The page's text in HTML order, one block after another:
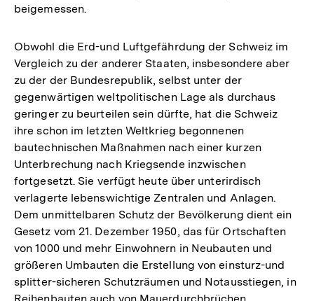
beigemessen.
Obwohl die Erd-und Luftgefährdung der Schweiz im
Vergleich zu der anderer Staaten, insbesondere aber
zu der der Bundesrepublik, selbst unter der
gegenwärtigen weltpolitischen Lage als durchaus
geringer zu beurteilen sein dürfte, hat die Schweiz
ihre schon im letzten Weltkrieg begonnenen
bautechnischen Maßnahmen nach einer kurzen
Unterbrechung nach Kriegsende inzwischen
fortgesetzt. Sie verfügt heute über unterirdisch
verlagerte lebenswichtige Zentralen und Anlagen.
Dem unmittelbaren Schutz der Bevölkerung dient ein
Gesetz vom 21. Dezember 1950, das für Ortschaften
von 1000 und mehr Einwohnern in Neubauten und
größeren Umbauten die Erstellung von einsturz-und
splitter-sicheren Schutzräumen und Notausstiegen, in